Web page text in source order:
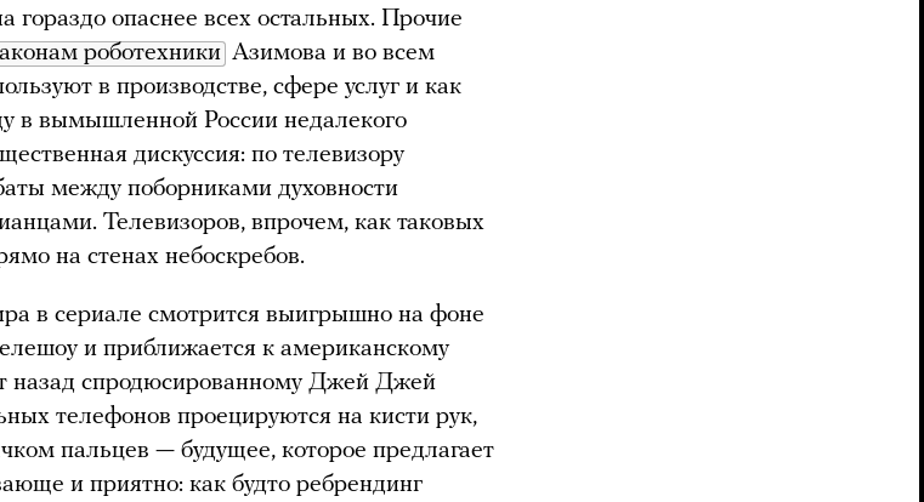
гораздо опаснее всех остальных. Прочие
роботехники Азимова и во всем
в производстве, сфере услуг и как
в вымышленной России недалекого
дискуссия: по телевизору
между поборниками духовности
Телевизоров, впрочем, как таковых
на стенах небоскребов.
в сериале смотрится выигрышно на фоне
и приближается к американскому
назад спродюсированному Джей Джей
телефонов проецируются на кисти рук,
пальцев — будущее, которое предлагает
и приятно: как будто ребрендинг